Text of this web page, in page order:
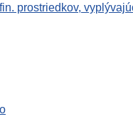
prostriedkov,